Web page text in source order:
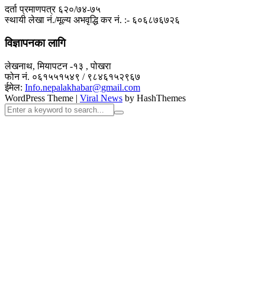
दर्ता प्रमाणपत्र ६२०/७४-७५
स्थायी लेखा नं./मूल्य अभवृद्धि कर नं. :- ६०६८७६७२६
विज्ञापनका लागि
लेखनाथ, मियापटन -१३ , पोखरा
फोन नं. ०६१५५१५४९ / ९८४६१५२९६७
ईमेल: Info.nepalakhabar@gmail.com
WordPress Theme | Viral News by HashThemes